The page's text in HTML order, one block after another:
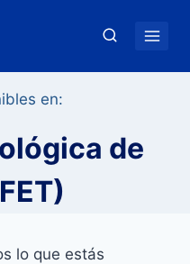
en:
de
lo que estás